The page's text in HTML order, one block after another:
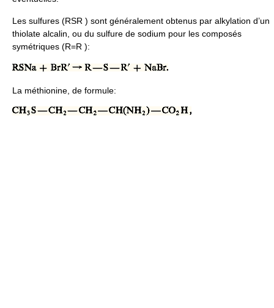
Les sulfures (RSR ) sont généralement obtenus par alkylation d’un
thiolate alcalin, ou du sulfure de sodium pour les composés
symétriques (R=R ):
La méthionine, de formule: